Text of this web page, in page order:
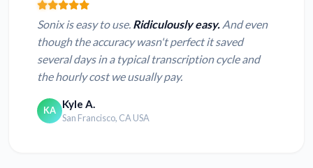
Sonix is easy to use. Ridiculously easy. And even
though the accuracy wasn't perfect it saved
several days in a typical transcription cycle and
the hourly cost we usually pay.
KA Kyle A.
San Francisco, CA USA